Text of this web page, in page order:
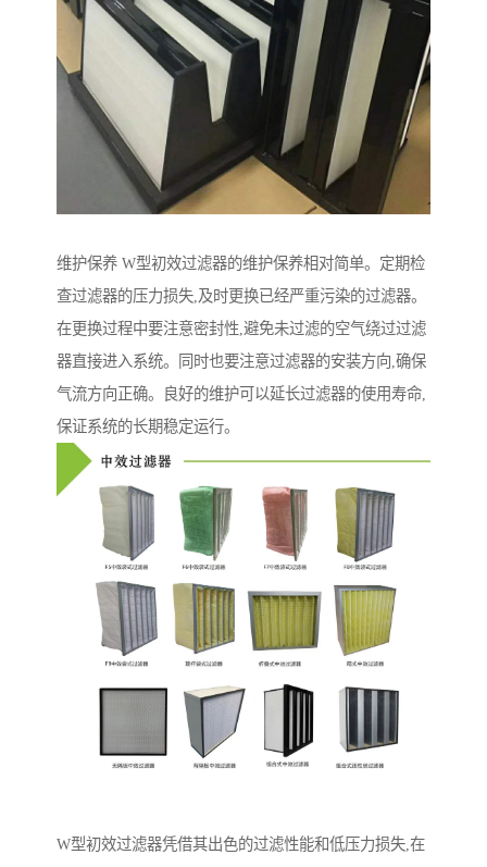
维护保养 W型初效过滤器的维护保养相对简单。定期检
查过滤器的压力损失,及时更换已经严重污染的过滤器。
在更换过程中要注意密封性,避免未过滤的空气绕过过滤
器直接进入系统。同时也要注意过滤器的安装方向,确保
气流方向正确。良好的维护可以延长过滤器的使用寿命,
保证系统的长期稳定运行。
W型初效过滤器凭借其出色的过滤性能和低压力损失,在